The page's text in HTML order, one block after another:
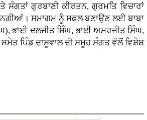
ਗੁਰਬਾਣੀ ਕੀਰਤਨ, ਗੁਰਮਤਿ ਵਿਚਾਰਾਂ
ਸਮਾਗਮ ਨੂੰ ਸਫ਼ਲ ਬਣਾਉਣ ਲਈ ਬਾਬਾ
ਭਾਈ ਦਲਜੀਤ ਸਿੰਘ, ਭਾਈ ਅਮਰਜੀਤ ਸਿੰਘ,
ਪਿੰਡ ਦਾਸੂਵਾਲ ਦੀ ਸਮੂਹ ਸੰਗਤ ਵੱਲੋਂ ਵਿਸ਼ੇਸ਼